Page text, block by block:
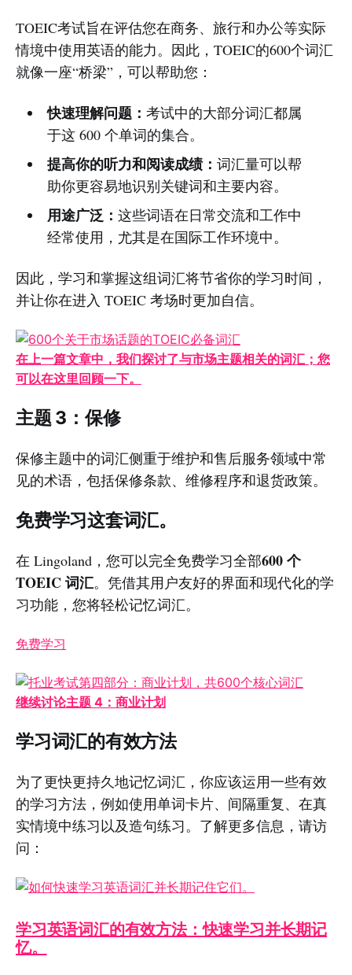
TOEIC考试旨在评估您在商务、旅行和办公等实际
情境中使用英语的能力。因此，TOEIC的600个词汇
就像一座“桥梁”，可以帮助您：
快速理解问题： 考试中的大部分词汇都属
于这 600 个单词的集合。
提高你的听力和阅读成绩： 词汇量可以帮
助你更容易地识别关键词和主要内容。
用途广泛： 这些词语在日常交流和工作中
经常使用，尤其是在国际工作环境中。
因此，学习和掌握这组词汇将节省你的学习时间，
并让你在进入 TOEIC 考场时更加自信。
在上一篇文章中，我们探讨了与市场主题相关的词汇；您
可以在这里回顾一下。
主题 3：保修
保修主题中的词汇侧重于维护和售后服务领域中常
见的术语，包括保修条款、维修程序和退货政策。
免费学习这套词汇。
在 Lingoland，您可以完全免费学习全部600 个
TOEIC 词汇。凭借其用户友好的界面和现代化的学
习功能，您将轻松记忆词汇。
免费学习
继续讨论主题 4：商业计划
学习词汇的有效方法
为了更快更持久地记忆词汇，你应该运用一些有效
的学习方法，例如使用单词卡片、间隔重复、在真
实情境中练习以及造句练习。了解更多信息，请访
问：
学习英语词汇的有效方法：快速学习并长期记
忆。